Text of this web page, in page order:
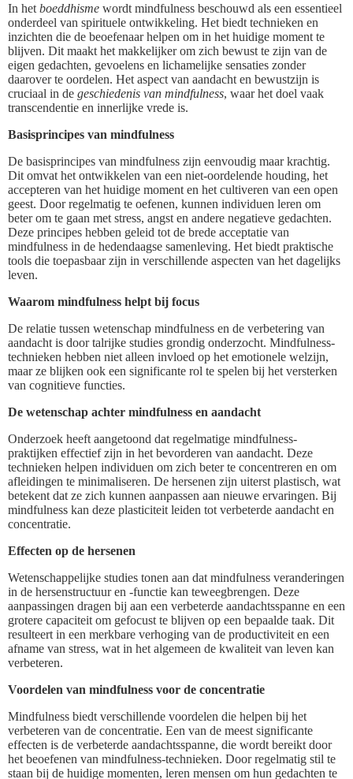
In het boeddhisme wordt mindfulness beschouwd als een essentieel
onderdeel van spirituele ontwikkeling. Het biedt technieken en
inzichten die de beoefenaar helpen om in het huidige moment te
blijven. Dit maakt het makkelijker om zich bewust te zijn van de
eigen gedachten, gevoelens en lichamelijke sensaties zonder
daarover te oordelen. Het aspect van aandacht en bewustzijn is
cruciaal in de geschiedenis van mindfulness, waar het doel vaak
transcendentie en innerlijke vrede is.
Basisprincipes van mindfulness
De basisprincipes van mindfulness zijn eenvoudig maar krachtig.
Dit omvat het ontwikkelen van een niet-oordelende houding, het
accepteren van het huidige moment en het cultiveren van een open
geest. Door regelmatig te oefenen, kunnen individuen leren om
beter om te gaan met stress, angst en andere negatieve gedachten.
Deze principes hebben geleid tot de brede acceptatie van
mindfulness in de hedendaagse samenleving. Het biedt praktische
tools die toepasbaar zijn in verschillende aspecten van het dagelijks
leven.
Waarom mindfulness helpt bij focus
De relatie tussen wetenschap mindfulness en de verbetering van
aandacht is door talrijke studies grondig onderzocht. Mindfulness-
technieken hebben niet alleen invloed op het emotionele welzijn,
maar ze blijken ook een significante rol te spelen bij het versterken
van cognitieve functies.
De wetenschap achter mindfulness en aandacht
Onderzoek heeft aangetoond dat regelmatige mindfulness-
praktijken effectief zijn in het bevorderen van aandacht. Deze
technieken helpen individuen om zich beter te concentreren en om
afleidingen te minimaliseren. De hersenen zijn uiterst plastisch, wat
betekent dat ze zich kunnen aanpassen aan nieuwe ervaringen. Bij
mindfulness kan deze plasticiteit leiden tot verbeterde aandacht en
concentratie.
Effecten op de hersenen
Wetenschappelijke studies tonen aan dat mindfulness veranderingen
in de hersenstructuur en -functie kan teweegbrengen. Deze
aanpassingen dragen bij aan een verbeterde aandachtsspanne en een
grotere capaciteit om gefocust te blijven op een bepaalde taak. Dit
resulteert in een merkbare verhoging van de productiviteit en een
afname van stress, wat in het algemeen de kwaliteit van leven kan
verbeteren.
Voordelen van mindfulness voor de concentratie
Mindfulness biedt verschillende voordelen die helpen bij het
verbeteren van de concentratie. Een van de meest significante
effecten is de verbeterde aandachtsspanne, die wordt bereikt door
het beoefenen van mindfulness-technieken. Door regelmatig stil te
staan bij de huidige momenten, leren mensen om hun gedachten te